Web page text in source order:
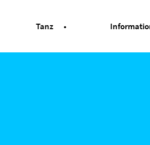
Tanz